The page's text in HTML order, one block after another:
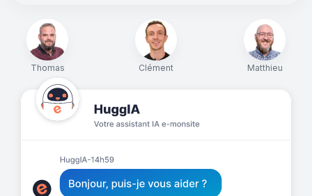
Thomas Clément Matthieu